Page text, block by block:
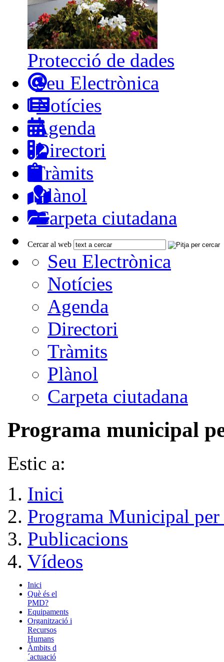
Protecció de dades
Seu Electrònica
Notícies
Agenda
Directori
Tràmits
Plànol
Carpeta ciutadana
Cercar al web
Seu Electrònica
Notícies
Agenda
Directori
Tràmits
Plànol
Carpeta ciutadana
Programa municipal
Estic a:
Inici
Programa Municipal per
Publicacions
Vídeos
Inici
Què és el
PMD?
Equipaments
Organització i
Recursos
Humans
Àmbits d
´actuació